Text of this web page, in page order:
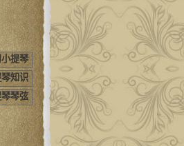
提琴
知识
琴弦